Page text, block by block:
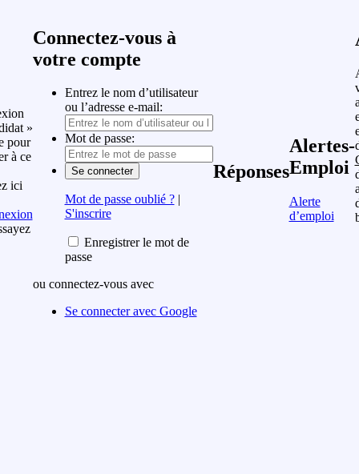
»
pour
à ce
ici
Connectez-vous à
votre compte
Entrez le nom d’utilisateur
ou l’adresse e-mail:
Mot de passe:
Mot de passe oublié ?|
S'inscrire
Enregistrer le mot de
passe
ou connectez-vous avec
Se connecter avec Google
Réponses
Alertes-
Emploi
Alerte
d’emploi